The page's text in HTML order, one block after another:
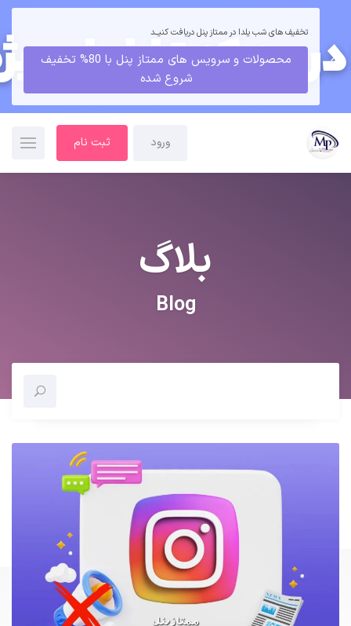
تخفیف های شب یلدا در ممتاز پنل دریافت کنیــد
محصولات و سرویس های ممتاز پنل با 80% تخفیف
شروع شده
ورود ثبت نام
بلاگ
Blog